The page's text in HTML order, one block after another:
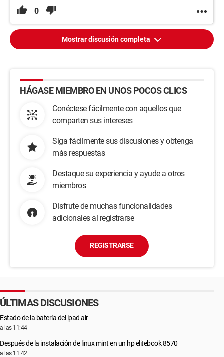
0
Mostrar discusión completa
HÁGASE MIEMBRO EN UNOS POCOS CLICS
Conéctese fácilmente con aquellos que
comparten sus intereses
Siga fácilmente sus discusiones y obtenga
más respuestas
Destaque su experiencia y ayude a otros
miembros
Disfrute de muchas funcionalidades
adicionales al registrarse
REGISTRARSE
ÚLTIMAS DISCUSIONES
Estado de la batería del ipad air
a las 11:44
Después de la instalación de linux mint en un hp elitebook 8570
a las 11:42